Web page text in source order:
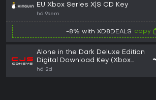
EU Xbox Series X|S CD Key
há 9sem
-8% with XD8DEALS copy
Alone in the Dark Deluxe Edition
Digital Download Key (Xbox
Series X|S): Europe (Europe)
há 2d